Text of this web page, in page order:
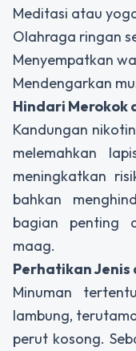
Meditasi atau
Olahraga ringan
Menyempatkan
Mendengarkan
Hindari Merokok
Kandungan
melemahkan
meningkatkan
bahkan
bagian penting
maag.
Perhatikan Jenis
Minuman
lambung,
perut kosong.